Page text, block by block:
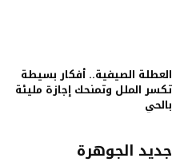
العطلة الصيفية.. أفكار بسيطة
تكسر الملل وتمنحك إجازة مليئة
بالحي
جديد الجوهرة